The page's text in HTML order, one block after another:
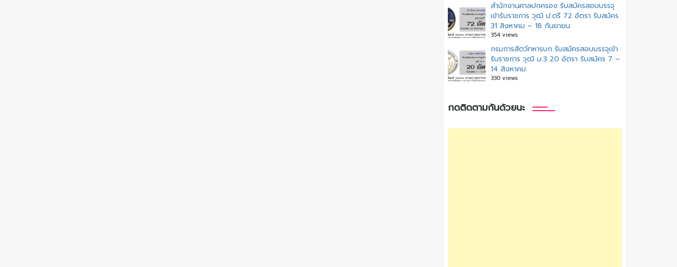
สํานักงานศาลปกครอง รับสมัครสอบบรรจุ
เข้ารับราชการ วุฒิ ป.ตรี 72 อัตรา รับสมัคร
31 สิงหาคม – 18 กันยายน
354 views
กรมการสัตว์ทหารบก รับสมัครสอบบรรจุเข้า
รับราชการ วุฒิ ม.3 20 อัตรา รับสมัคร 7 –
14 สิงหาคม
330 views
กดติดตามกันด้วยนะ